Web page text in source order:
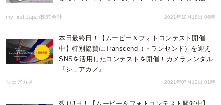
myFirst Japan株式会社 2021年10月18日 06時
本日最終日！【ムービー＆フォトコンテスト開催
中】特別協賛にTranscend（トランセンド）を迎え
SNSを活用したコンテストを開催！カメラレンタル
『シェアカメ』
シェアカメ 2021年07月12日 01時
残り3日！【ムービー＆フォトコンテスト開催中】